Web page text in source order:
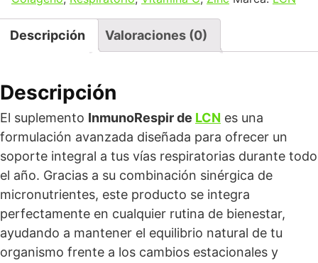
Descripción Valoraciones (0)
Descripción
El suplemento InmunoRespir de LCN es una
formulación avanzada diseñada para ofrecer un
soporte integral a tus vías respiratorias durante todo
el año. Gracias a su combinación sinérgica de
micronutrientes, este producto se integra
perfectamente en cualquier rutina de bienestar,
ayudando a mantener el equilibrio natural de tu
organismo frente a los cambios estacionales y